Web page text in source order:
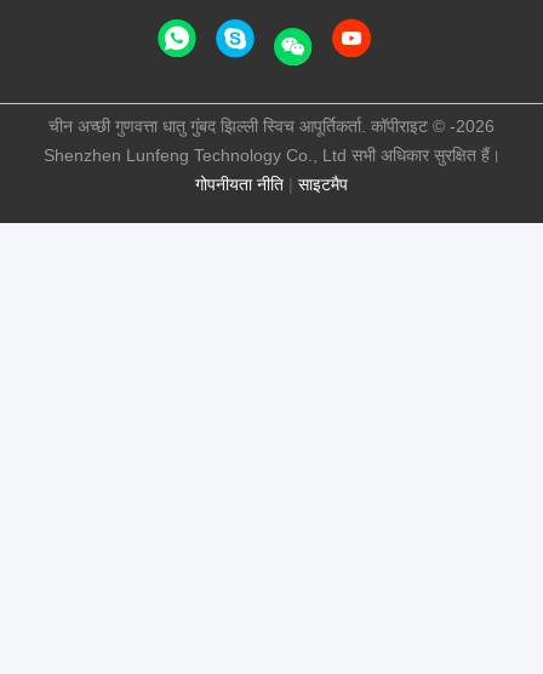
गोपनीयता नीति | साइटमैप
चीन अच्छी गुणवत्ता धातु गुंबद झिल्ली स्विच आपूर्तिकर्ता. कॉपीराइट © -2026
Shenzhen Lunfeng Technology Co., Ltd सभी अधिकार सुरक्षित हैं।